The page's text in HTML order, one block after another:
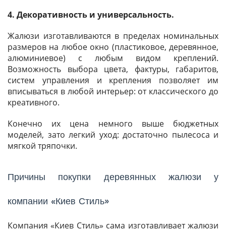
4. Декоративность и универсальность.
Жалюзи изготавливаются в пределах номинальных
размеров на любое окно (пластиковое, деревянное,
алюминиевое) с любым видом креплений.
Возможность выбора цвета, фактуры, габаритов,
систем управления и крепления позволяет им
вписываться в любой интерьер: от классического до
креативного.
Конечно их цена немного выше бюджетных
моделей, зато легкий уход: достаточно пылесоса и
мягкой тряпочки.
Причины покупки деревянных жалюзи у
компании «Киев Стиль»
Компания «Киев Стиль» сама изготавливает жалюзи